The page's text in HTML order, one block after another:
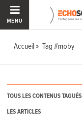
MENU
Accueil Tag #moby
TOUS LES CONTENUS TAGUÉS
LES ARTICLES